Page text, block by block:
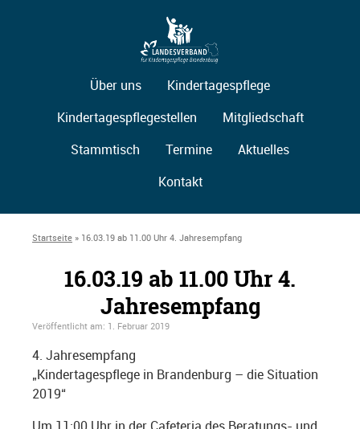
Über uns
Kindertagespflege
Kindertagespflegestellen
Mitgliedschaft
Stammtisch
Termine
Aktuelles
Kontakt
Startseite » 16.03.19 ab 11.00 Uhr 4. Jahresempfang
16.03.19 ab 11.00 Uhr 4.
Jahresempfang
Veröffentlicht am: 1. Februar 2019
4. Jahresempfang
„Kindertagespflege in Brandenburg – die Situation
2019“